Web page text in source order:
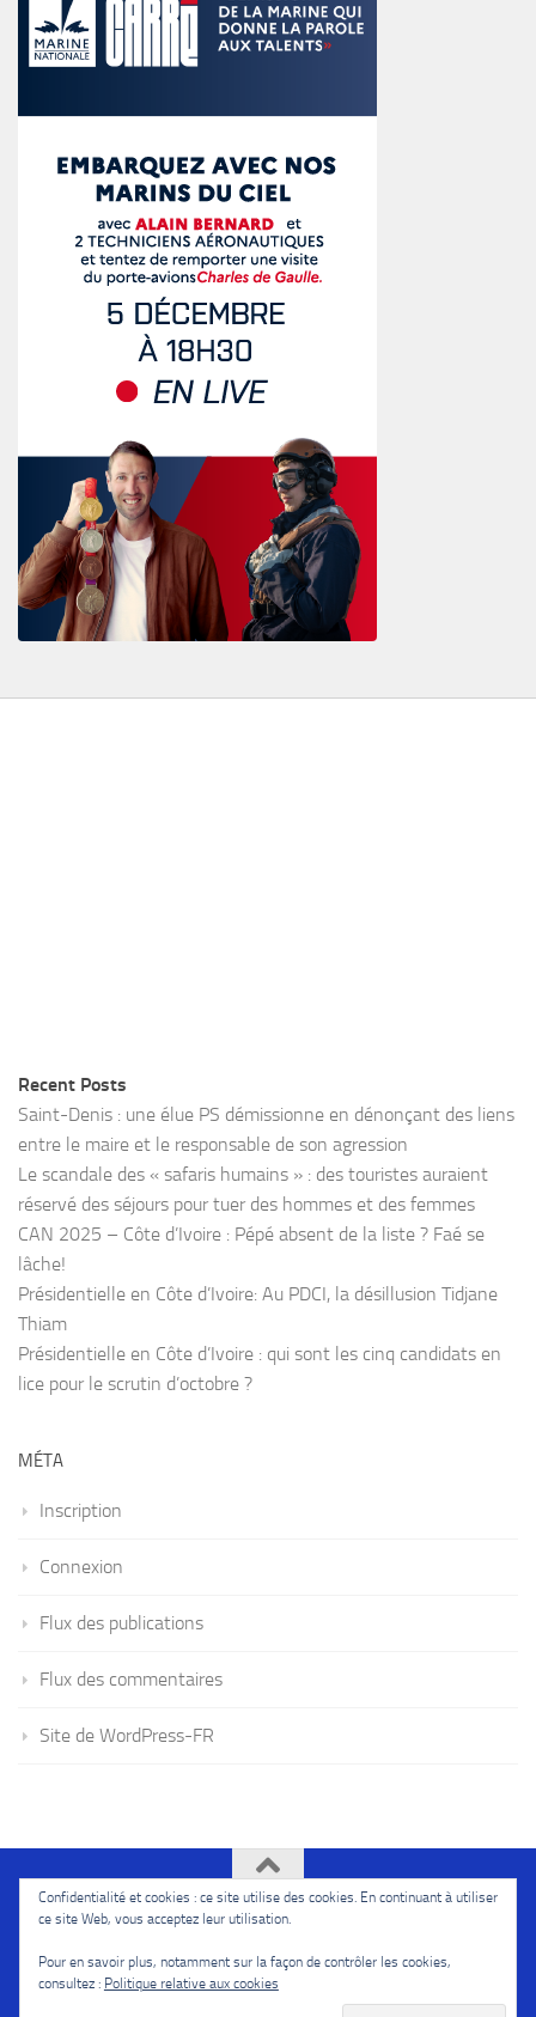
Recent Posts
Saint-Denis : une élue PS démissionne en dénonçant des liens
entre le maire et le responsable de son agression
Le scandale des « safaris humains » : des touristes auraient
réservé des séjours pour tuer des hommes et des femmes
CAN 2025 – Côte d’Ivoire : Pépé absent de la liste ? Faé se
lâche!
Présidentielle en Côte d’Ivoire: Au PDCI, la désillusion Tidjane
Thiam
Présidentielle en Côte d’Ivoire : qui sont les cinq candidats en
lice pour le scrutin d’octobre ?
MÉTA
Inscription
Connexion
Flux des publications
Flux des commentaires
Site de WordPress-FR
Ivoire114l'Afriquenouvelle © 2026. Tous droits réservés.
Fièrement propulsé par - Conçu parThème Hueman
Confidentialité et cookies : ce site utilise des cookies. En continuant à utiliser
ce site Web, vous acceptez leur utilisation.
Pour en savoir plus, notamment sur la façon de contrôler les cookies,
consultez : Politique relative aux cookies